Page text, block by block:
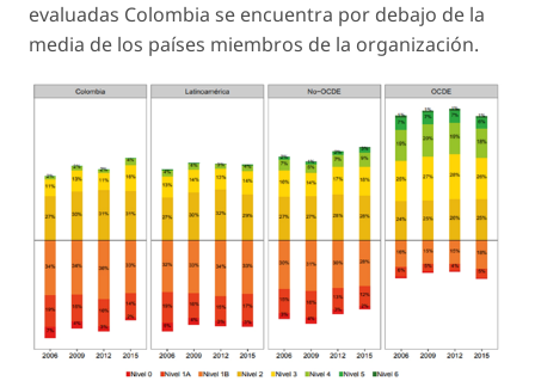
evaluadas Colombia se encuentra por debajo de la
media de los países miembros de la organización.